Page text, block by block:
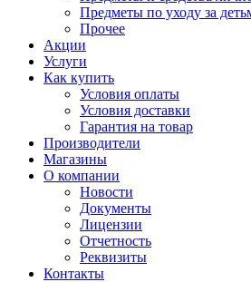
Предметы по уходу за
Прочее
Акции
Услуги
Как купить
Условия оплаты
Условия доставки
Гарантия на товар
Производители
Магазины
О компании
Новости
Документы
Лицензии
Отчетность
Реквизиты
Контакты